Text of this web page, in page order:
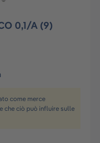
0,1/A (9)
come merce
che ciò può influire sulle